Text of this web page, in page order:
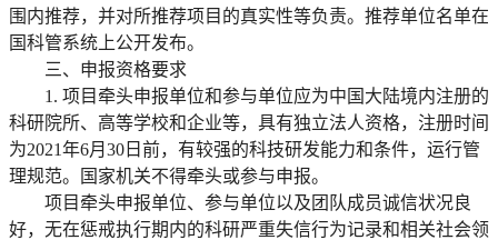
围内推荐，并对所推荐项目的真实性等负责。推荐单位名单在
国科管系统上公开发布。
三、申报资格要求
1. 项目牵头申报单位和参与单位应为中国大陆境内注册的
科研院所、高等学校和企业等，具有独立法人资格，注册时间
为2021年6月30日前，有较强的科技研发能力和条件，运行管
理规范。国家机关不得牵头或参与申报。
项目牵头申报单位、参与单位以及团队成员诚信状况良
好，无在惩戒执行期内的科研严重失信行为记录和相关社会领